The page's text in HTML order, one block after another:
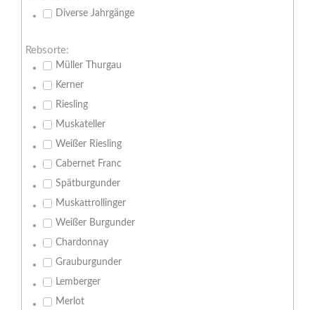
Diverse Jahrgänge
Rebsorte:
Müller Thurgau
Kerner
Riesling
Muskateller
Weißer Riesling
Cabernet Franc
Spätburgunder
Muskattrollinger
Weißer Burgunder
Chardonnay
Grauburgunder
Lemberger
Merlot